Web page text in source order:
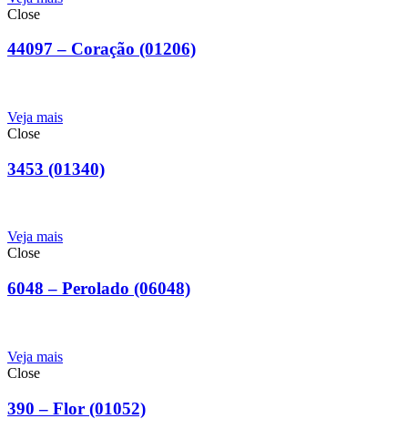
Close
44097 – Coração (01206)
Veja mais
Close
3453 (01340)
Veja mais
Close
6048 – Perolado (06048)
Veja mais
Close
390 – Flor (01052)